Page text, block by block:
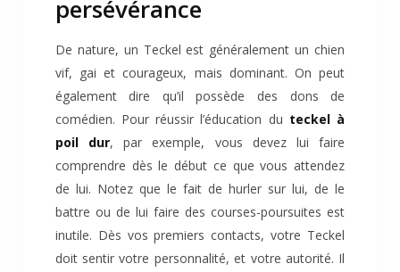
persévérance
De nature, un Teckel est généralement un chien
vif, gai et courageux, mais dominant. On peut
également dire qu’il possède des dons de
comédien. Pour réussir l’éducation du teckel à
poil dur, par exemple, vous devez lui faire
comprendre dès le début ce que vous attendez
de lui. Notez que le fait de hurler sur lui, de le
battre ou de lui faire des courses-poursuites est
inutile. Dès vos premiers contacts, votre Teckel
doit sentir votre personnalité, et votre autorité. Il